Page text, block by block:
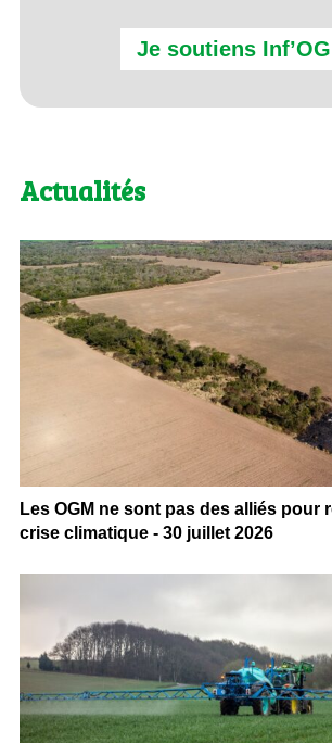
Je soutiens
Actualités
Les OGM ne sont pas des alliés pour
crise climatique - 30 juillet 2026